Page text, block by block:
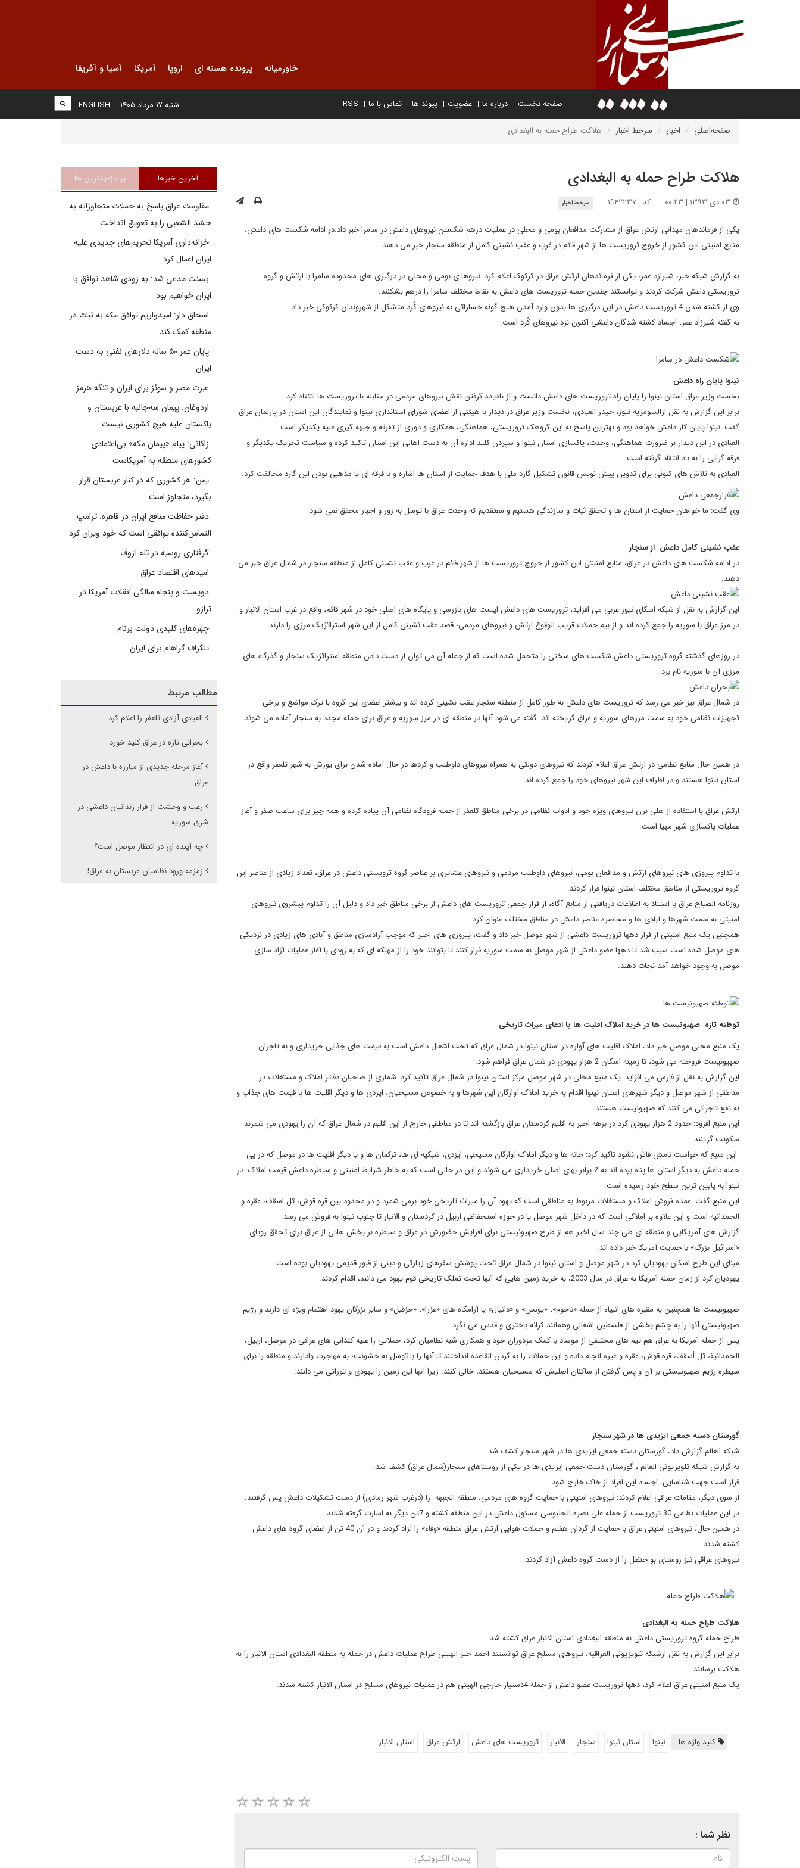
خاورمیانه پرونده هسته ای اروپا آمریکا آسیا و آفریقا
صفحه نخست درباره ما عضویت پیوند ها تماس با ما RSS
ENGLISH شنبه ۱۷ مرداد ۱۴۰۵
صفحه‌اصلی اخبار سرخط اخبار هلاکت طراح حمله به البغدادی
هلاکت طراح حمله به البغدادی
کد : ۱۹۴۲۲۳۷ سرخط اخبار
یکی از فرماندهان میدانی ارتش عراق از مشارکت مدافعان بومی و محلی در عملیات درهم شکستن نیروهای داعش در سامرا خبر داد.در ادامه شکست های داعش،
منابع امنیتی این کشور از خروج تروریست ها از شهر قائم در غرب و عقب نشینی کامل از منطقه سنجار خبر می دهند.
به گزارش شبکه خبر، شیرازد عمر، یکی از فرماندهان ارتش عراق در کرکوک اعلام کرد: نیروها ی بومی و محلی در درگیری های محدوده سامرا با ارتش و گروه
تروریستی داعش شرکت کردند و توانستند چندین حمله تروریست های داعش به نقاط مختلف سامرا را درهم بشکنند.
وی از کشته شدن 4 تروریست داعش در این درگیری ها بدون وارد آمدن هیچ گونه خساراتی به نیروهای کُرد متشکل از شهروندان کرکوکی خبر داد.
به گفته شیرزاد عمر، اجساد کشته شدگان داعشی اکنون نزد نیروهای کُرد است.
نینوا پایان راه داعش
نخست وزیر عراق استان نینوا را پایان راه تروریست های داعش دانست و از نادیده گرفتن نقش نیروهای مردمی در مقابله با تروریست ها انتقاد کرد.
برابر این گزارش به نقل ازالسومریه نیوز، حیدر العبادی، نخست وزیر عراق در دیدار با هیئتی از اعضای شورای استانداری نینوا و نمایندگان این استان در پارلمان عراق
گفت: نینوا پایان کار داعش خواهد بود و بهترین پاسخ به این گروهک تروریستی، هماهنگی، همکاری و دوری از تفرقه و جبهه گیری علیه یکدیگر است.
العبادی در این دیدار بر ضرورت هماهنگی، وحدت، پاکسازی استان نینوا و سپردن کلید اداره آن به دست اهالی این استان تاکید کرده و سیاست تحریک یکدیگر و
فرقه گرایی را به باد انتقاد گرفته است.
العبادی به تلاش های کنونی برای تدوین پیش نویس قانون تشکیل گارد ملی با هدف حمایت از استان ها اشاره و با فرقه ای یا مذهبی بودن این گارد مخالفت کرد.
وی گفت: ما خواهان حمایت از استان ها و تحقق ثبات و سازندگی هستیم و معتقدیم که وحدت عراق با توسل به زور و اجبار محقق نمی شود.
عقب نشینی کامل داعش از سنجار
در ادامه شکست های داعش در عراق، منابع امنیتی این کشور از خروج تروریست ها از شهر قائم در غرب و عقب نشینی کامل از منطقه سنجار در شمال عراق خبر می
دهند.
این گزارش به نقل از شبکه اسکای نیوز عربی می افزاید، تروریست های داعش ایست های بازرسی و پایگاه های اصلی خود در شهر قائم، واقع در غرب استان الانبار و
در مرز عراق با سوریه را جمع کرده اند و از بیم حملات قریب الوقوع ارتش و نیروهای مردمی، قصد عقب نشینی کامل از این شهر استراتژیک مرزی را دارند.
در روزهای گذشته گروه تروریستی داعش شکست های سختی را متحمل شده است که از جمله آن می توان از دست دادن منطقه استراتژیک سنجار و گذرگاه های
مرزی آن با سوریه نام برد.
در شمال عراق نیز خبر می رسد که تروریست های داعش به طور کامل از منطقه سنجار عقب نشینی کرده اند و بیشتر اعضای این گروه با ترک مواضع و برخی
تجهیزات نظامی خود به سمت مرزهای سوریه و عراق گریخته اند. گفته می شود آنها در منطقه ای در مرز سوریه و عراق برای حمله مجدد به سنجار آماده می شوند.
در همین حال منابع نظامی در ارتش عراق اعلام کردند که نیروهای دولتی به همراه نیروهای داوطلب و کردها در حال آماده شدن برای یورش به شهر تلعفر واقع در
استان نینوا هستند و در اطراف این شهر نیروهای خود را جمع کرده اند.
ارتش عراق با استفاده از هلی برن نیروهای ویژه خود و ادوات نظامی در برخی مناطق تلعفر از جمله فرودگاه نظامی آن پیاده کرده و همه چیز برای ساعت صفر و آغاز
عملیات پاکسازی شهر مهیا است.
با تداوم پیروزی های نیروهای ارتش و مدافعان بومی، نیروهای داوطلب مردمی و نیروهای عشایری بر عناصر گروه ترویستی داعش در عراق، تعداد زیادی از عناصر این
گروه تروریستی از مناطق مختلف استان نینوا فرار کردند.
روزنامه الصباح عراق با استناد به اطلاعات دریافتی از منابع آگاه، از فرار جمعی تروریست های داعش از برخی مناطق خبر داد و دلیل آن را تداوم پیشروی نیروهای
امنیتی به سمت شهرها و آبادی ها و محاصره عناصر داعش در مناطق مختلف عنوان کرد.
همچنین یک منبع امنیتی از فرار دهها تروریست داعشی از شهر موصل خبر داد و گفت، پیروزی های اخیر که موجب آزادسازی مناطق و آبادی های زیادی در نزدیکی
های موصل شده است سبب شد تا دهها عضو داعش از شهر موصل به سمت سوریه فرار کنند تا بتوانند خود را از مهلکه ای که به زودی با آغاز عملیات آزاد سازی
موصل به وجود خواهد آمد نجات دهند.
توطئه تازه صهیونیست ها در خرید املاک اقلیت ها با ادعای میراث تاریخی
یک منبع محلی موصل خبر داد، املاک اقلیت های آواره در استان نینوا در شمال عراق که تحت اشغال داعش است به قیمت های جذابی خریداری و به تاجران
صهیونیست فروخته می شود، تا زمینه اسکان 2 هزار یهودی در شمال عراق فراهم شود.
این گزارش به نقل از فارس می افزاید: یک منبع محلی در شهر موصل مرکز استان نینوا در شمال عراق تاکید کرد: شماری از صاحبان دفاتر املاک و مستغلات در
مناطقی از شهر موصل و دیگر شهرهای استان نینوا اقدام به خرید املاک آوارگان این شهرها و به خصوص مسیحیان، ایزدی ها و دیگر اقلیت ها با قیمت های جذاب و
به نفع تاجرانی می کنند که صهیونیست هستند.
این منبع افزود: حدود 2 هزار یهودی کرد در برهه اخیر به اقلیم کردستان عراق بازگشته اند تا در مناطقی خارج از این اقلیم در شمال عراق که آن را یهودی می شمرند
سکونت گزینند.
این منبع که خواست نامش فاش نشود تاکید کرد: خانه ها و دیگر املاک آوارگان مسیحی، ایزدی، شبکیه ای ها، ترکمان ها و یا دیگر اقلیت ها در موصل که در پی
حمله داعش به دیگر استان ها پناه برده اند به 2 برابر بهای اصلی خریداری می شوند و این در حالی است که به خاطر شرایط امنیتی و سیطره داعش قیمت املاک در
نینوا به پایین ترین سطح خود رسیده است.
این منبع گفت: عمده فروش املاک و مستغلات مربوط به مناطقی است که یهود آن را میراث تاریخی خود برمی شمرد و در محدود بین قره قوش، تل اسقف، عقره و
الحمدانیه است و این علاوه بر املاکی است که در داخل شهر موصل یا در حوزه استحفاظی اربیل در کردستان و الانبار تا جنوب نینوا به فروش می رسد.
گزارش های آمریکایی و منطقه ای طی چند سال اخیر هم از طرح صهیونیستی برای افزایش حضورش در عراق و سیطره بر بخش هایی از عراق برای تحقق رویای
«اسرائیل بزرگ» با حمایت آمریکا خبر داده اند.
مبنای این طرح اسکان یهودیان کرد در شهر موصل و استان نینوا در شمال عراق تحت پوشش سفرهای زیارتی و دینی از قبور قدیمی یهودیان بوده است.
یهودیان کرد از زمان حمله آمریکا به عراق در سال 2003، به خرید زمین هایی که آنها تحت تملک تاریخی قوم یهود می دانند، اقدام کردند.
صهیونیست ها همچنین به مقبره های انبیاء از جمله «ناحوم»، «یونس» و «دانیال» یا آرامگاه های «عزرا»، «حزقیل» و سایر بزرگان یهود اهتمام ویژه ای دارند و رژیم
صهیونیستی آنها را به چشم بخشی از فلسطین اشغالی وهمانند کرانه باختری و قدس می نگرد.
پس از حمله آمریکا به عراق هم تیم های مختلفی از موساد با کمک مزدوران خود و همکاری شبه نظامیان کرد، حملاتی را علیه کلدانی های عراقی در موصل، اربیل،
الحمدانیة، تل أسقف، قره قوش، عقره و غیره انجام داده و این حملات را به گردن القاعده انداختند تا آنها را با توسل به خشونت، به مهاجرت وادارند و منطقه را برای
سیطره رژیم صهیونیستی بر آن و پس گرفتن از ساکنان اصلیش که مسیحیان هستند، خالی کنند. زیرا آنها این زمین را یهودی و توراتی می دانند.
گورستان دسته جمعی ایزیدی ها در شهر سنجار
شبکه العالم گزارش داد، گورستان دسته جمعی ایزیدی ها در شهر سنجار کشف شد.
به گزارش شبکه تلویزیونی العالم ، گورستان دست جمعی ایزیدی ها در یکی از روستاهای سنجار(شمال عراق) کشف شد.
قرار است جهت شناسایی، اجساد این افراد از خاک خارج شود.
از سوی دیگر، مقامات عراقی اعلام کردند: نیروهای امنیتی با حمایت گروه های مردمی، منطقه الجبهه را (درغرب شهر رمادی) از دست تشکیلات داعش پس گرفتند.
در این عملیات نظامی 30 تروریست از جمله علی نصره الحلبوسی مسئول داعش در این منطقه کشته و 7تن دیگر به اسارت گرفته شدند.
در همین حال، نیروهای امنیتی عراق با حمایت از گردان هفتم و حملات هوایی ارتش عراق منطقه «وفاء» را آ‍زاد کردند و در آن 40 تن از اعضای گروه های داعش
کشته شدند.
نیروهای عراقی نیز روستای بو حنظل را از دست گروه داعش آزاد کردند.
هلاکت طراح حمله به البغدادی
طراح حمله گروه تروریستی داعش به منطقه البغدادی استان الانبار عراق کشته شد.
برابر این گزارش به نقل ازشبکه تلویزیونی العراقیه، نیروهای مسلح عراق توانستند احمد خیر الهیتی طراح عملیات داعش در حمله به منطقه البغدادی استان الانبار را به
هلاکت برسانند.
یک منبع امنیتی عراق اعلام کرد، دهها تروریست عضو داعش از جمله 4دستیار خارجی الهیتی هم در عملیات نیروهای مسلح در استان الانبار کشته شدند.
کلید واژه ها: نینوا استان نینوا سنجار الانبار تروریست های داعش ارتش عراق استان الانبار
نظر شما :
آخرین خبرها پر بازدیدترین ها
مقاومت عراق پاسخ به حملات متجاوزانه به
حشد الشعبی را به تعویق انداخت
خزانه‌داری آمریکا تحریم‌های جدیدی علیه
ایران اعمال کرد
بسنت مدعی شد: به زودی شاهد توافق با
ایران خواهیم بود
اسحاق دار: امیدواریم توافق مکه به ثبات در
منطقه کمک کند
پایان عمر ۵۰ ساله دلارهای نفتی به دست
ایران
عبرت مصر و سوئز برای ایران و تنگه هرمز
اردوغان: پیمان سه‌جانبه با عربستان و
پاکستان علیه هیچ کشوری نیست
زاکانی: پیام «پیمان مکه» بی‌اعتمادی
کشورهای منطقه به آمریکاست
یمن: هر کشوری که در کنار عربستان قرار
بگیرد، متجاوز است
دفتر حفاظت منافع ایران در قاهره: ترامپ
التماس‌کننده توافقی است که خود ویران کرد
گرفتاری روسیه در تله آزوف
امیدهای اقتصاد عراق
دویست و پنجاه سالگی انقلاب آمریکا در
ترازو
چهره‌های کلیدی دولت برنام
تلگراف گراهام برای ایران
مطالب مرتبط
العبادی آزادی تلعفر را اعلام کرد
بحرانی تازه در عراق کلید خورد
آغاز مرحله جدیدی از مبارزه با داعش در
عراق
رعب و وحشت از فرار زندانیان داعشی در
شرق سوریه
چه آینده ای در انتظار موصل است؟
زمزمه ورود نظامیان عربستان به عراق!